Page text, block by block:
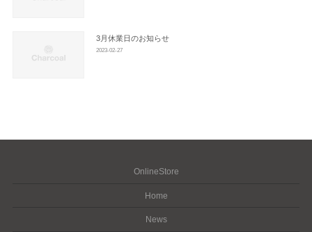
3月休業日のお知らせ
2023-02-27
OnlineStore
Home
News